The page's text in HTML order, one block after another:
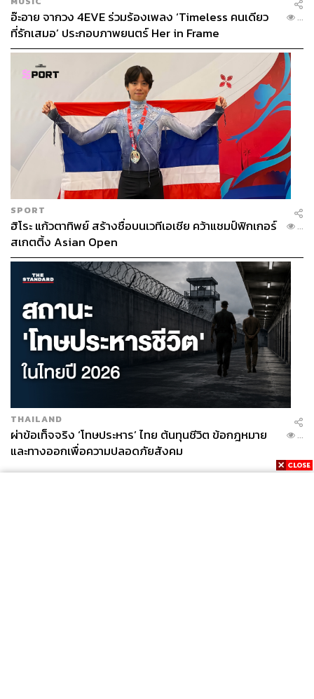
อ๊ะอาย จากวง 4EVE ร่วมร้องเพลง ‘Timeless คนเดียว
ที่รักเสมอ’ ประกอบภาพยนตร์ Her in Frame
...
SPORT
ฮิโระ แก้วตาทิพย์ สร้างชื่อบนเวทีเอเชีย คว้าแชมป์ฟิกเกอร์
สเกตติ้ง Asian Open
...
THAILAND
ผ่าข้อเท็จจริง ‘โทษประหาร’ ไทย ต้นทุนชีวิต ข้อกฎหมาย
และทางออกเพื่อความปลอดภัยสังคม
...